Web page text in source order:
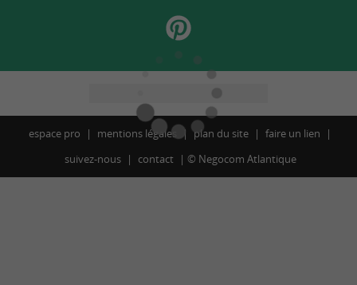
espace pro mentions légales plan du site
faire un lien
suivez-nous
contact © Negocom Atlantique